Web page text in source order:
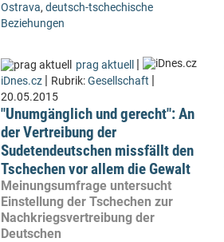
Ostrava, deutsch-tschechische
Beziehungen
prag aktuell |
iDnes.cz | Rubrik:Gesellschaft |
20.05.2015
"Unumgänglich und gerecht": An
der Vertreibung der
Sudetendeutschen missfällt den
Tschechen vor allem die Gewalt
Meinungsumfrage untersucht
Einstellung der Tschechen zur
Nachkriegsvertreibung der
Deutschen